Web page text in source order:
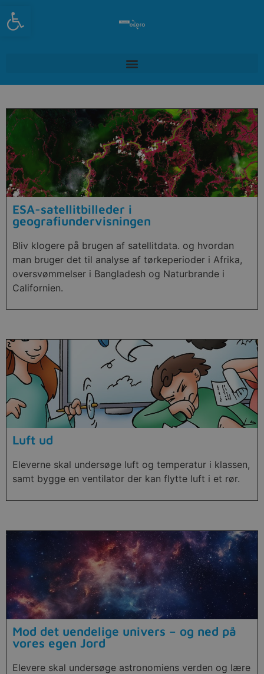
Open toolbar
ESA-satellitbilleder i
geografiundervisningen
Bliv klogere på brugen af satellitdata. og hvordan
man bruger det til analyse af tørkeperioder i Afrika,
oversvømmelser i Bangladesh og Naturbrande i
Californien.
Luft ud
Eleverne skal undersøge luft og temperatur i klassen,
samt bygge en ventilator der kan flytte luft i et rør.
Mod det uendelige univers – og ned på
vores egen Jord
Elevere skal undersøge astronomiens verden og lære